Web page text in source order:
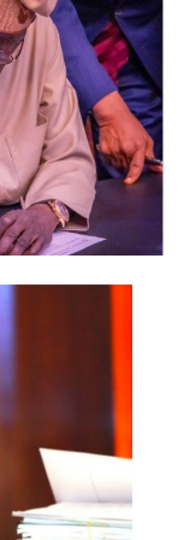
Trade and
of Interior,
Nigeria, Nigeria
Nigeria
and the
Agency
at the
Board of
Citizenship and
lawmaker
Brown;
of Women
Williams.